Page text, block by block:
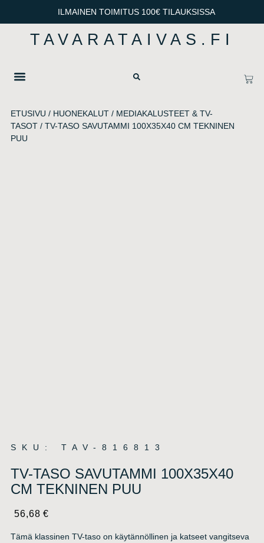
ILMAINEN TOIMITUS 100€ TILAUKSISSA
TAVARATAIVAS.FI
ETUSIVU / HUONEKALUT/ MEDIAKALUSTEET & TV-
TASOT/ TV-TASO SAVUTAMMI 100X35X40 CM TEKNINEN
PUU
SKU: TAV-816813
TV-TASO SAVUTAMMI 100X35X40
CM TEKNINEN PUU
56,68€
Tämä klassinen TV-taso on käytännöllinen ja katseet vangitseva